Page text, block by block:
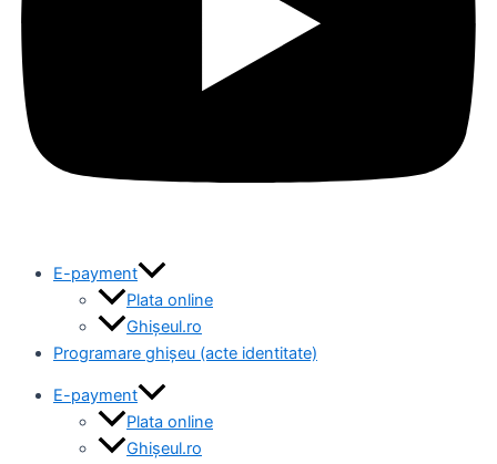
E-payment
Plata online
Ghișeul.ro
Programare ghișeu (acte identitate)
E-payment
Plata online
Ghișeul.ro